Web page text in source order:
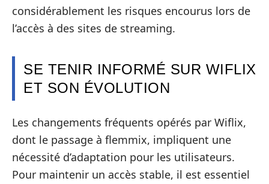
considérablement les risques encourus lors de
l’accès à des sites de streaming.
SE TENIR INFORMÉ SUR WIFLIX
ET SON ÉVOLUTION
Les changements fréquents opérés par Wiflix,
dont le passage à flemmix, impliquent une
nécessité d’adaptation pour les utilisateurs.
Pour maintenir un accès stable, il est essentiel